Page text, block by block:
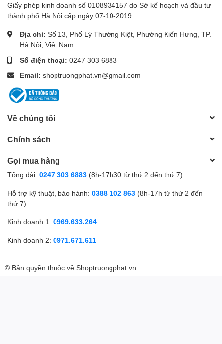
Giấy phép kinh doanh số 0108934157 do Sở kế hoạch và đầu tư
thành phố Hà Nội cấp ngày 07-10-2019
Địa chỉ: Số 13, Phố Lý Thường Kiệt, Phường Kiến Hưng, TP.
Hà Nội, Việt Nam
Số điện thoại: 0247 303 6883
Email: shoptruongphat.vn@gmail.com
Về chúng tôi
Chính sách
Gọi mua hàng
Tổng đài: 0247 303 6883 (8h-17h30 từ thứ 2 đến thứ 7)
Hỗ trợ kỹ thuật, bảo hành: 0388 102 863 (8h-17h từ thứ 2 đến
thứ 7)
Kinh doanh 1: 0969.633.264
Kinh doanh 2: 0971.671.611
© Bản quyền thuộc về Shoptruongphat.vn